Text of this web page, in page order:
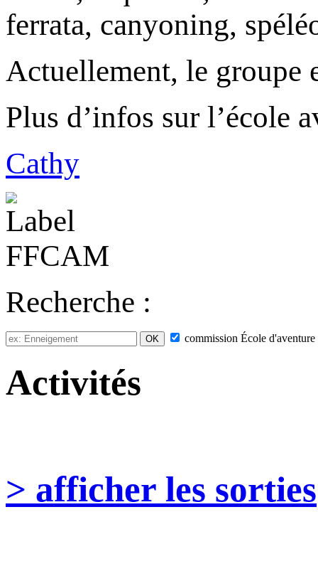
ferrata, canyoning,
Actuellement, le groupe
Plus d’infos sur l’école
Cathy
Recherche :
commission École d'aventure
Activités
> afficher les sorties